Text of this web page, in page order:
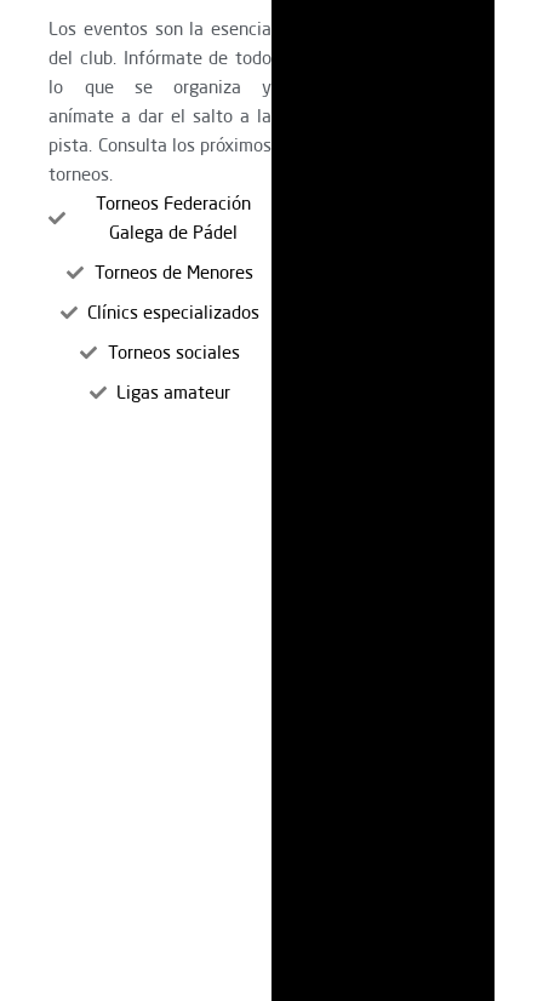
Los eventos son la esencia
del club. Infórmate de todo
lo que se organiza y
anímate a dar el salto a la
pista. Consulta los próximos
torneos.
Torneos Federación
Galega de Pádel
Torneos de Menores
Clínics especializados
Torneos sociales
Ligas amateur